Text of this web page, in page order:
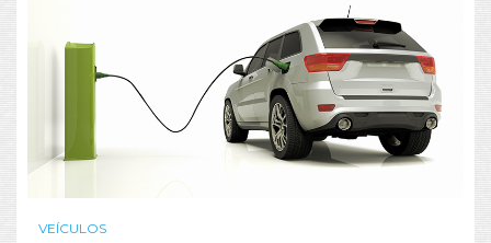
VEÍCULOS